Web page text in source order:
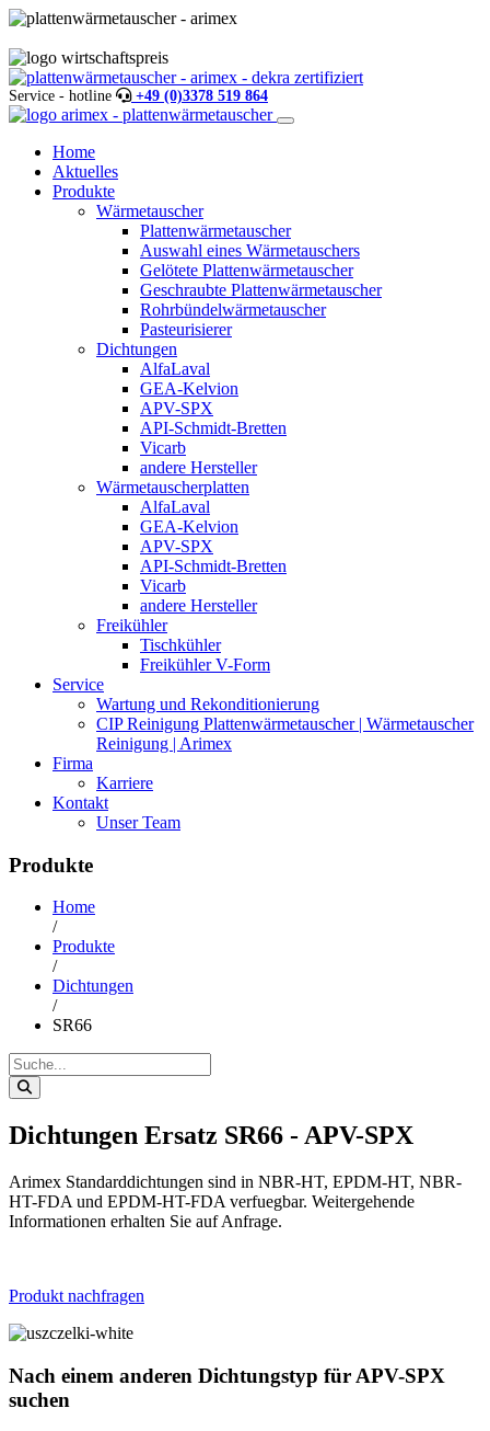
Service - hotline +49 (0)3378 519 864
Home
Aktuelles
Produkte
Wärmetauscher
Plattenwärmetauscher
Auswahl eines Wärmetauschers
Gelötete Plattenwärmetauscher
Geschraubte Plattenwärmetauscher
Rohrbündelwärmetauscher
Pasteurisierer
Dichtungen
AlfaLaval
GEA-Kelvion
APV-SPX
API-Schmidt-Bretten
Vicarb
andere Hersteller
Wärmetauscherplatten
AlfaLaval
GEA-Kelvion
APV-SPX
API-Schmidt-Bretten
Vicarb
andere Hersteller
Freikühler
Tischkühler
Freikühler V-Form
Service
Wartung und Rekonditionierung
CIP Reinigung Plattenwärmetauscher | Wärmetauscher
Reinigung | Arimex
Firma
Karriere
Kontakt
Unser Team
Produkte
Home
/
Produkte
/
Dichtungen
/
SR66
Dichtungen Ersatz SR66 - APV-SPX
Arimex Standarddichtungen sind in NBR-HT, EPDM-HT, NBR-
HT-FDA und EPDM-HT-FDA verfuegbar. Weitergehende
Informationen erhalten Sie auf Anfrage.
Produkt nachfragen
Nach einem anderen Dichtungstyp für APV-SPX
suchen